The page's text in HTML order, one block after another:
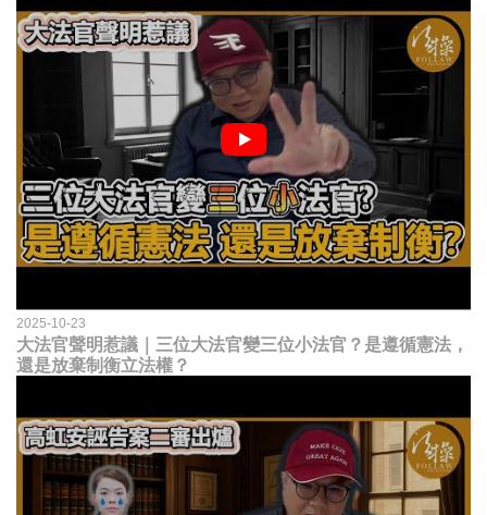
2025-10-23
大法官聲明惹議｜三位大法官變三位小法官？是遵循憲法，
還是放棄制衡立法權？